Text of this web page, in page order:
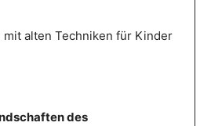
alten Techniken für Kinder
des